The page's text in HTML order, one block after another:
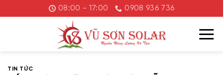
đến
08:00 - 17:00 0908 936 736
TIN TỨC